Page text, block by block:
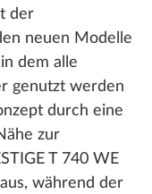
der
neuen Modelle
dem alle
genutzt werden
durch eine
zur
T 740 WE
während der